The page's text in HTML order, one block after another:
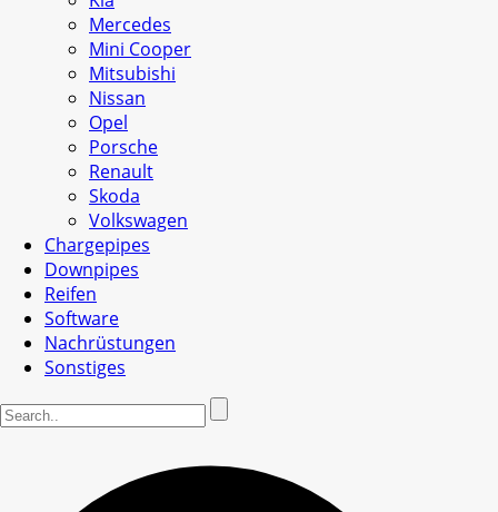
Mercedes
Mini Cooper
Mitsubishi
Nissan
Opel
Porsche
Renault
Skoda
Volkswagen
Chargepipes
Downpipes
Reifen
Software
Nachrüstungen
Sonstiges